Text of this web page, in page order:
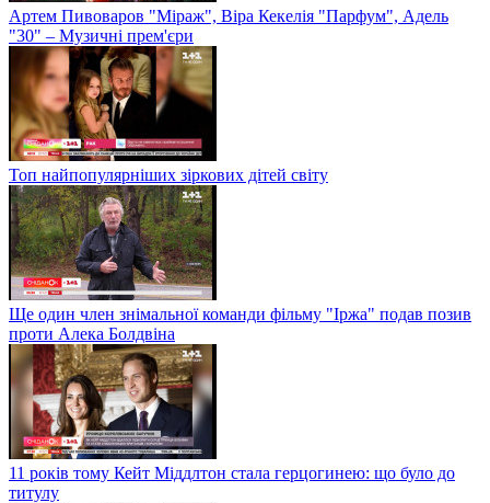
Артем Пивоваров "Міраж", Віра Кекелія "Парфум", Адель
"30" – Музичні прем'єри
Топ найпопулярніших зіркових дітей світу
Ще один член знімальної команди фільму "Іржа" подав позив
проти Алека Болдвіна
11 років тому Кейт Міддлтон стала герцогинею: що було до
титулу